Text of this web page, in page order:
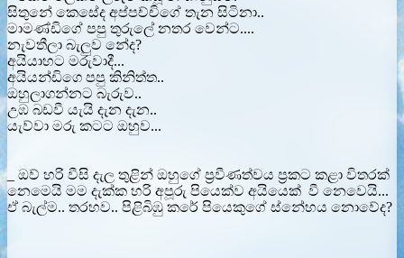
සිතුනේ කෙසේද අප්පච්චිගේ තැන සිටිනා..
මාමණ්ඩිගේ පපු තුරුලේ නතර වෙන්ට....
නැවතීලා බැලුව නේද?
අයියාහට මරුවාදී...
අයියන්ඩිගෙ පපු කිනිත්ත..
ඔහුලාගන්නට බැරුව..
උඹ බඩවී යැයි දැන දැන..
යැව්වා මරු කටට ඔහුව...
_ ඔව් හරි වීසි දැල තුළින් ඔහුගේ ප්‍රවීණත්වය ප්‍රකට කළා විතරක්
නෙමෙයි මම දැක්ක හරි අපූරු පියෙක්ව අයියෙක් වී නෙවෙයි...
ඒ බැල්ම.. තරහව.. පිළිබිඹු කරේ පියෙකුගේ ස්නේහය නොවේද?